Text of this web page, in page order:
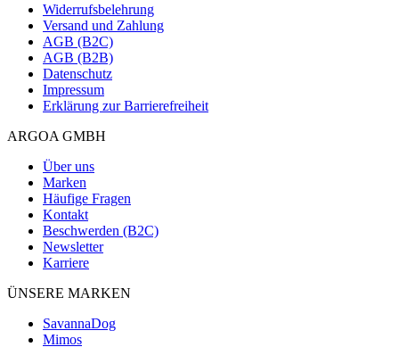
Widerrufsbelehrung
Versand und Zahlung
AGB (B2C)
AGB (B2B)
Datenschutz
Impressum
Erklärung zur Barrierefreiheit
ARGOA GMBH
Über uns
Marken
Häufige Fragen
Kontakt
Beschwerden (B2C)
Newsletter
Karriere
ÜNSERE MARKEN
SavannaDog
Mimos